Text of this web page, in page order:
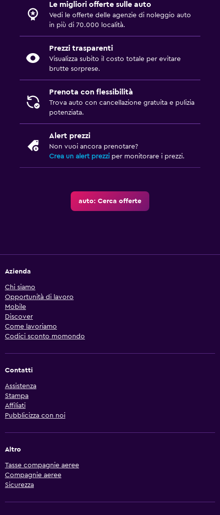
Le migliori offerte sulle auto
Vedi le offerte delle agenzie di noleggio auto
in più di 70.000 località.
Prezzi trasparenti
Visualizza subito il costo totale per evitare
brutte sorprese.
Prenota con flessibilità
Trova auto con cancellazione gratuita e pulizia
potenziata.
Alert prezzi
Non vuoi ancora prenotare?
Crea un alert prezzi per monitorare i prezzi.
auto: Cerca offerte
Azienda
Chi siamo
Opportunità di lavoro
Mobile
Discover
Come lavoriamo
Codici sconto momondo
Contatti
Assistenza
Stampa
Affiliati
Pubblicizza con noi
Altro
Tasse compagnie aeree
Compagnie aeree
Sicurezza